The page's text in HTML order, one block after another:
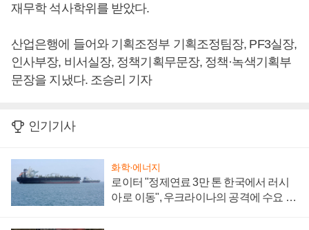
재무학 석사학위를 받았다.
산업은행에 들어와 기획조정부 기획조정팀장, PF3실장,
인사부장, 비서실장, 정책기획무문장, 정책·녹색기획부
문장을 지냈다. 조승리 기자
인기기사
화학·에너지
로이터 "정제연료 3만 톤 한국에서 러시
아로 이동", 우크라이나의 공격에 수요 늘